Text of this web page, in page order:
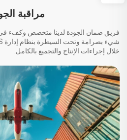
مراقبة
فريق ضمان الجودة لدينا متخصص وكفء
خلال إجراءات الإنتاج والتجميع بالكامل.